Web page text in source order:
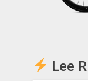
Lee